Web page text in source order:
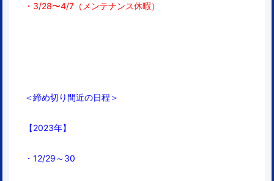
・3/28〜4/7（メンテナンス休暇）
＜締め切り間近の日程＞
【2023年】
・12/29～30